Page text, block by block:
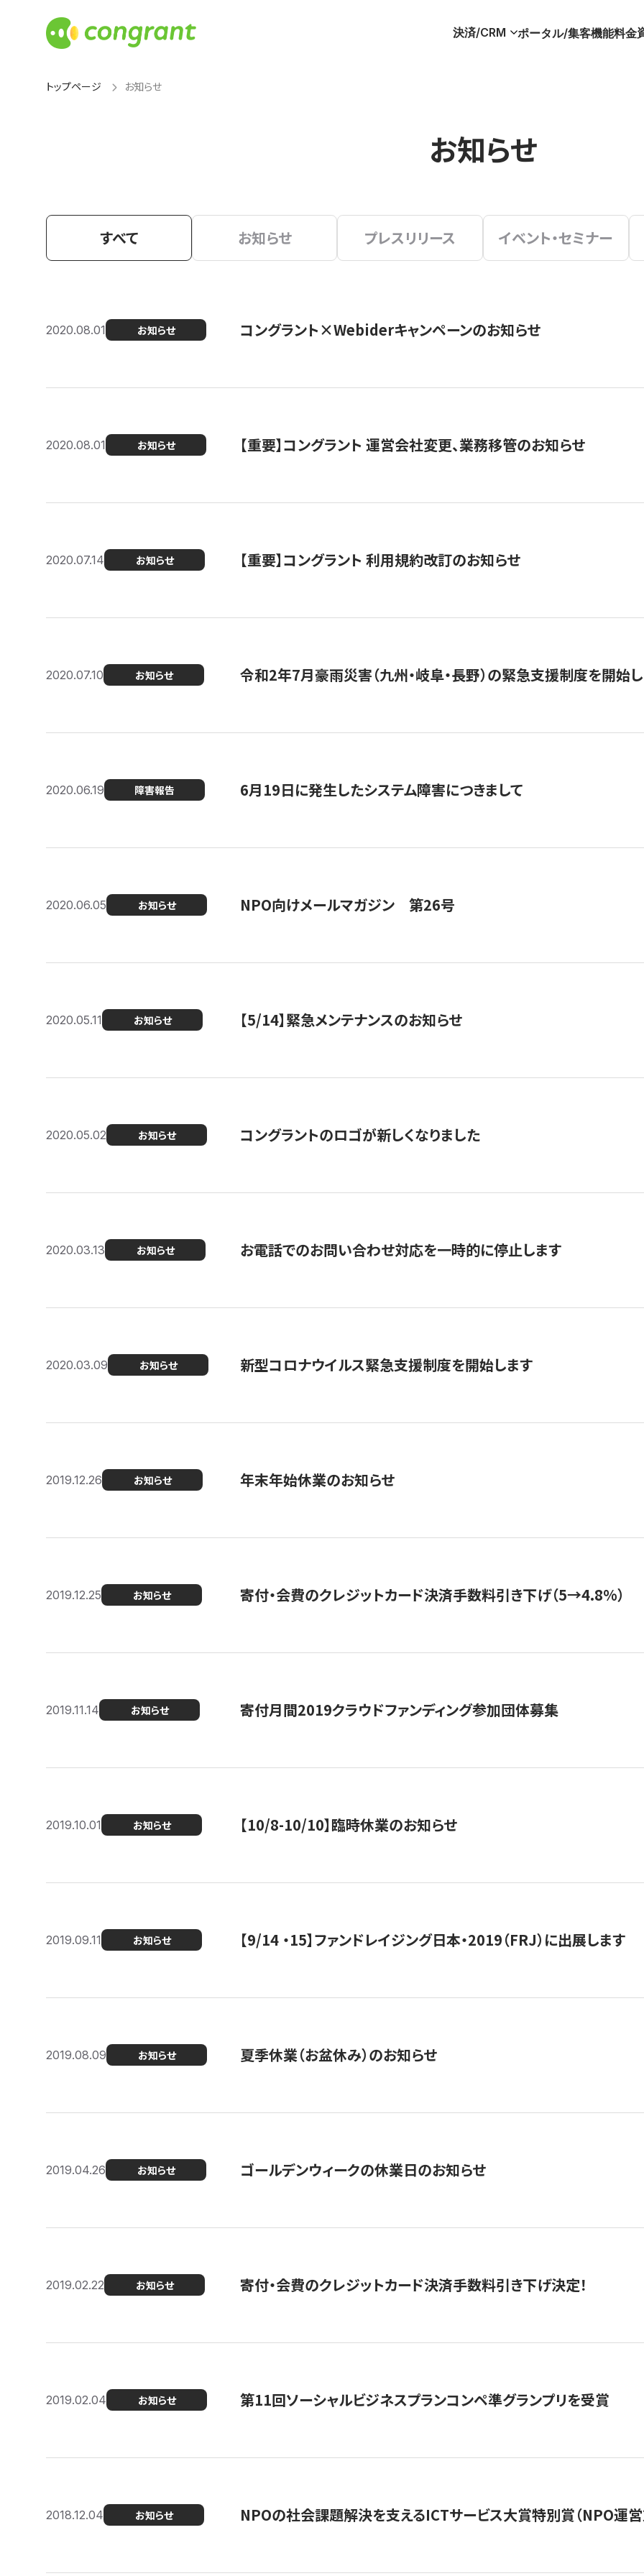
決済/CRM ポータル/集客機能料金
トップページ お知らせ
お知らせ
すべて お知らせ プレスリリース イベント・セミナー
2020.08.01 お知らせ コングラント×Webiderキャンペーンのお知らせ
2020.08.01 お知らせ 【重要】コングラント 運営会社変更、業務移管のお知らせ
2020.07.14 お知らせ 【重要】コングラント 利用規約改訂のお知らせ
2020.07.10 お知らせ 令和2年7月豪雨災害（九州・岐阜・長野）の緊急支援制度を開始
2020.06.19 障害報告 6月19日に発生したシステム障害につきまして
2020.06.05 お知らせ NPO向けメールマガジン 第26号
2020.05.11 お知らせ 【5/14】緊急メンテナンスのお知らせ
2020.05.02 お知らせ コングラントのロゴが新しくなりました
2020.03.13 お知らせ お電話でのお問い合わせ対応を一時的に停止します
2020.03.09 お知らせ 新型コロナウイルス緊急支援制度を開始します
2019.12.26 お知らせ 年末年始休業のお知らせ
2019.12.25 お知らせ 寄付・会費のクレジットカード決済手数料引き下げ（5→4.8%）
2019.11.14 お知らせ 寄付月間2019クラウドファンディング参加団体募集
2019.10.01 お知らせ 【10/8-10/10】臨時休業のお知らせ
2019.09.11 お知らせ 【9/14 ・15】ファンドレイジング日本・2019（FRJ）に出展します
2019.08.09 お知らせ 夏季休業（お盆休み）のお知らせ
2019.04.26 お知らせ ゴールデンウィークの休業日のお知らせ
2019.02.22 お知らせ 寄付・会費のクレジットカード決済手数料引き下げ決定！
2019.02.04 お知らせ 第11回ソーシャルビジネスプランコンペ準グランプリを受賞
2018.12.04 お知らせ NPOの社会課題解決を支えるICTサービス大賞特別賞（NPO運